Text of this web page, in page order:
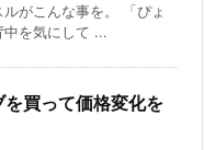
がこんな事を。 「ぴょ
中を気にして ...
買って価格変化を